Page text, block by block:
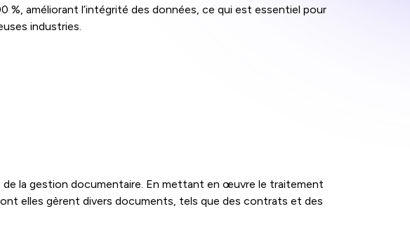
%, améliorant l’intégrité des données, ce qui est essentiel pour
industries.
de la gestion documentaire. En mettant en œuvre le traitement
elles gèrent divers documents, tels que des contrats et des